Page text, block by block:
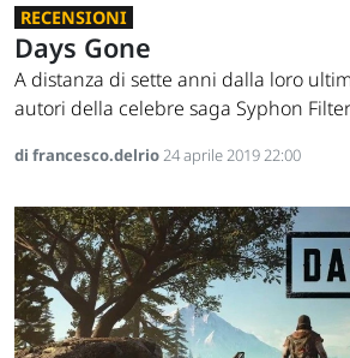
RECENSIONI
Days Gone
A distanza di sette anni dalla loro
autori della celebre saga Syphon
di francesco.delrio 24 aprile 2019 22:00